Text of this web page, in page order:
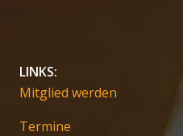
LINKS:
Mitglied werden
Termine